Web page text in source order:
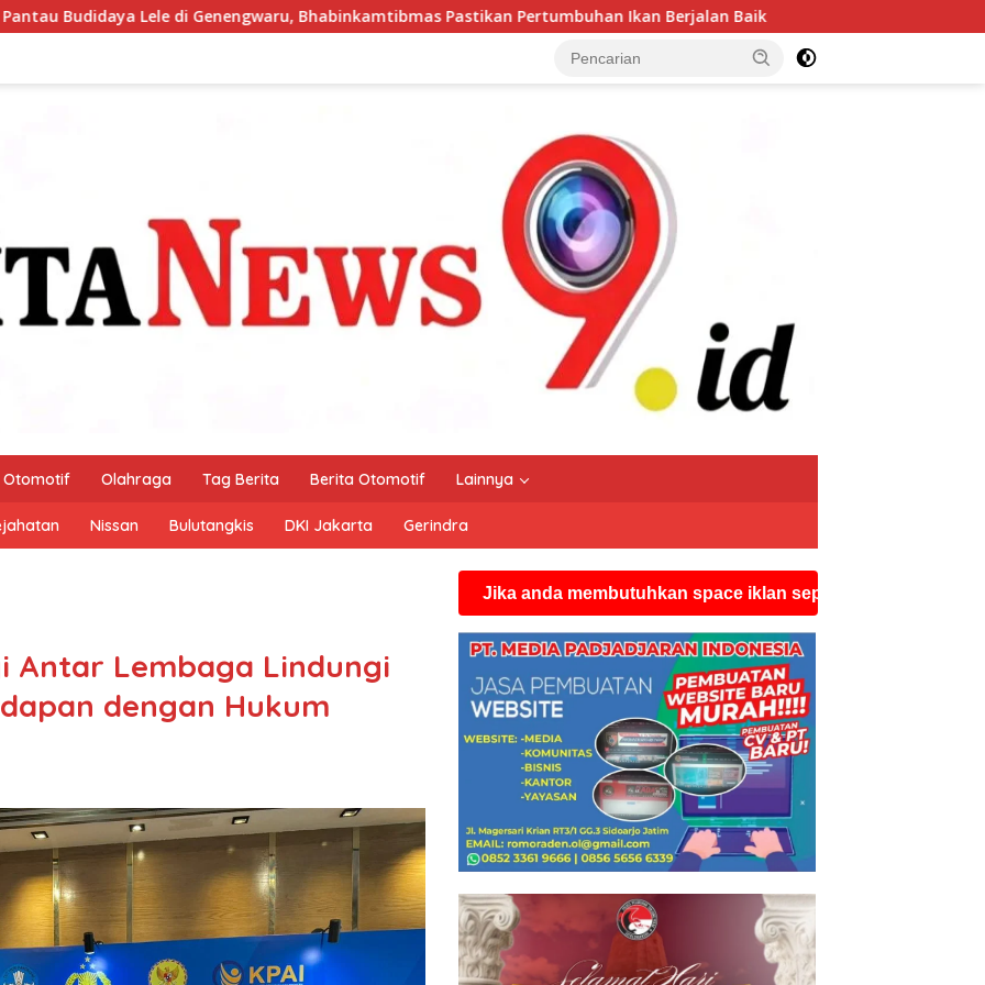
Bhabinkamtibmas Pastikan Pertumbuhan Ikan Berjalan Baik Semarak HUT Kemerdekaan RI ke-81, Polsek
Otomotif Olahraga Tag Berita Berita Otomotif Lainnya
Nissan Bulutangkis DKI Jakarta Gerindra
Antar Lembaga Lindungi
dengan Hukum
Jika anda membutuhkan space iklan seperti ini silahkan hubungi